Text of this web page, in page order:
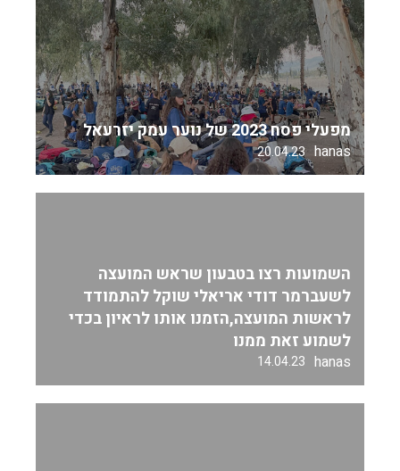
מפעלי פסח 2023 של נוער עמק יזרעאל
hanas
20.04.23
השמועות רצו בטבעון שראש המועצה
לשעברמר דודי אריאלי שוקל להתמודד
לראשות המועצה,הזמנו אותו לראיון בכדי
לשמוע זאת ממנו
hanas
14.04.23